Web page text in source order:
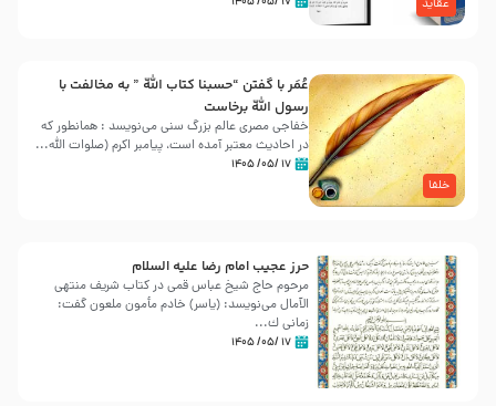
عقاید
خلفا
عُمَر با گفتن “حسبنا كتاب اللّه ” به مخالفت با
رسول اللّه برخاست
خفاجی مصری عالم بزرگ سنی می‌نویسد : همانطور که
در احادیث معتبر آمده است، پیامبر اکرم (صلوات اللّه...
۱۷ /۰۵/ ۱۴۰۵
حرز عجیب امام رضا علیه السلام
مرحوم حاج شیخ عباس قمی در کتاب شریف منتهی
الآمال می‌نویسد: (ياسر) خادم مأمون ملعون گفت:
زمانى ك...
۱۷ /۰۵/ ۱۴۰۵